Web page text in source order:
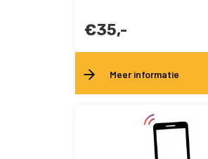
€35,-
Meer informatie